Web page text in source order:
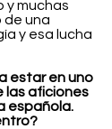
y muchas
una
y esa lucha
estar en uno
las aficiones
española.